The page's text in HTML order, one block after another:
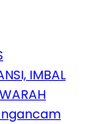
IMBAL